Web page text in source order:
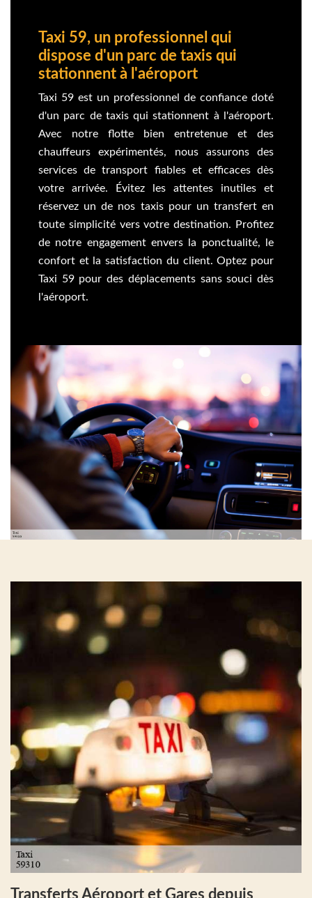
Taxi 59, un professionnel qui
dispose d'un parc de taxis qui
stationnent à l'aéroport
Taxi 59 est un professionnel de confiance doté
d'un parc de taxis qui stationnent à l'aéroport.
Avec notre flotte bien entretenue et des
chauffeurs expérimentés, nous assurons des
services de transport fiables et efficaces dès
votre arrivée. Évitez les attentes inutiles et
réservez un de nos taxis pour un transfert en
toute simplicité vers votre destination. Profitez
de notre engagement envers la ponctualité, le
confort et la satisfaction du client. Optez pour
Taxi 59 pour des déplacements sans souci dès
l'aéroport.
Transferts Aéroport et Gares depuis